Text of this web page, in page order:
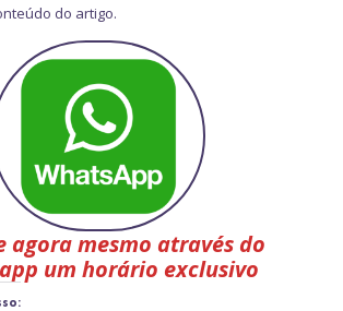
do artigo.
agora mesmo através do
um horário exclusivo